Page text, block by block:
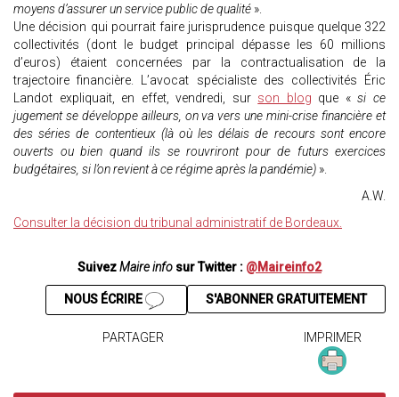
moyens d’assurer un service public de qualité ».
Une décision qui pourrait faire jurisprudence puisque quelque 322
collectivités (dont le budget principal dépasse les 60 millions
d’euros) étaient concernées par la contractualisation de la
trajectoire financière. L’avocat spécialiste des collectivités Éric
Landot expliquait, en effet, vendredi, sur son blog que «si ce
jugement se développe ailleurs, on va vers une mini-crise financière et
des séries de contentieux (là où les délais de recours sont encore
ouverts ou bien quand ils se rouvriront pour de futurs exercices
budgétaires, si l’on revient à ce régime après la pandémie) ».
A.W.
Consulter la décision du tribunal administratif de Bordeaux.
SuivezMaire info sur Twitter : @Maireinfo2
S'ABONNER GRATUITEMENT
NOUS ÉCRIRE
PARTAGER IMPRIMER